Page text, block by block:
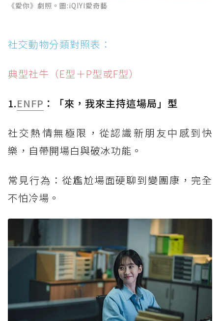
《愛你》劇照。圖:iQIYI愛奇藝
社交動物分類對照表：
典型社牛（E型＋P型或F型）
1.ENFP ：「來，我來主持這場局」型
社交熱情無極限，從認識新朋友中感到快
樂，自帶開場白與破冰功能。
常見行為：從尷尬場面硬聊到變團康，完全
不怕冷場。